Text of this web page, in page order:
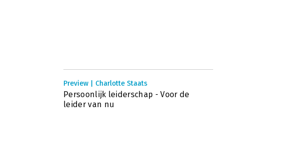
Preview | Charlotte Staats
Persoonlijk leiderschap - Voor de
leider van nu